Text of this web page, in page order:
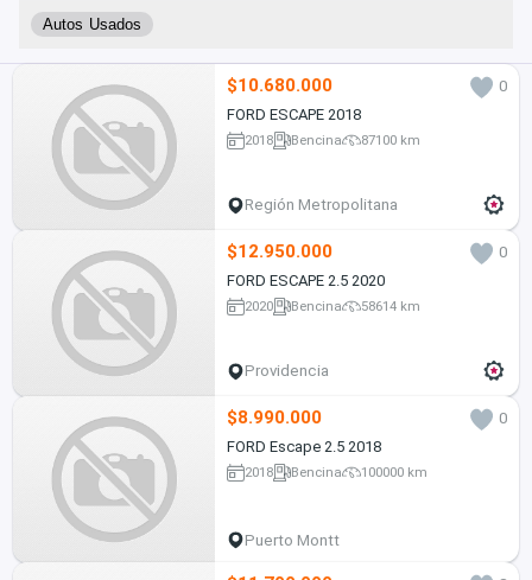
Autos Usados
$10.680.000
0
FORD ESCAPE 2018
2018 Bencina 87100 km
Región Metropolitana
$12.950.000
0
FORD ESCAPE 2.5 2020
2020 Bencina 58614 km
Providencia
$8.990.000
0
FORD Escape 2.5 2018
2018 Bencina 100000 km
Puerto Montt